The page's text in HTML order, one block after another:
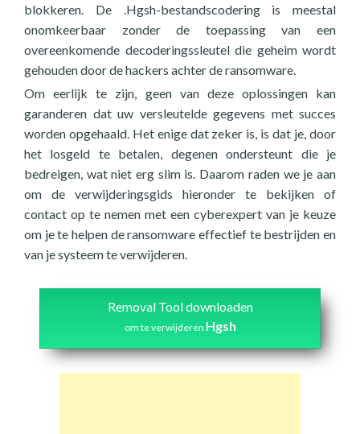
blokkeren. De .Hgsh-bestandscodering is meestal
onomkeerbaar zonder de toepassing van een
overeenkomende decoderingssleutel die geheim wordt
gehouden door de hackers achter de ransomware.
Om eerlijk te zijn, geen van deze oplossingen kan
garanderen dat uw versleutelde gegevens met succes
worden opgehaald. Het enige dat zeker is, is dat je, door
het losgeld te betalen, degenen ondersteunt die je
bedreigen, wat niet erg slim is. Daarom raden we je aan
om de verwijderingsgids hieronder te bekijken of
contact op te nemen met een cyberexpert van je keuze
om je te helpen de ransomware effectief te bestrijden en
van je systeem te verwijderen.
Removal Tool downloaden
om te verwijderen Hgsh